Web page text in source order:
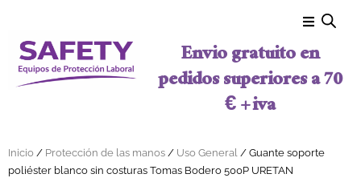
Envio gratuito en
pedidos superiores a 70
€ + iva
Inicio / Protección de las manos / Uso General / Guante soporte
poliéster blanco sin costuras Tomas Bodero 500P URETAN